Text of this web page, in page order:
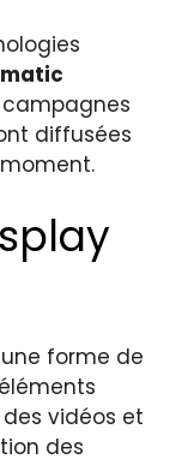
diffusées
forme de
vidéos et
des